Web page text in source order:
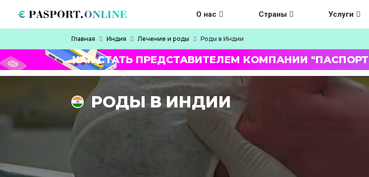
Main navigation
О нас Страны Услуги
Главная Индия Лечение и роды Роды в Индии
КАК СТАТЬ ПРЕДСТАВИТЕЛЕМ КОМПАНИИ
РОДЫ В ИНДИИ